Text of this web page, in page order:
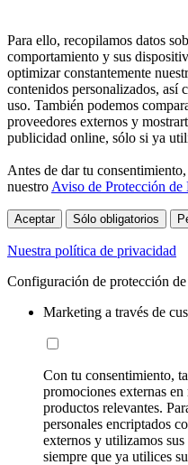
Para ello, recopilamos datos
comportamiento y sus
optimizar constantemente
contenidos personalizados, así
uso. También podemos
proveedores externos y
publicidad online, sólo si ya
Antes de dar tu
nuestro Aviso de Protección de
Aceptar Sólo obligatorios
Nuestra política de privacidad
Configuración de protección de
Marketing a través de
Con tu consentimiento,
promociones externas
productos relevantes.
personales encriptados
externos y utilizamos
siempre que ya utilices